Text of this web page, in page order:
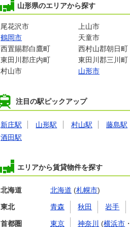
山形県のエリアから探す
尾花沢市 上山市
鶴岡市
天童市
西置賜郡白鷹町
西村山郡朝日町
東田川郡庄内町
東田川郡三川町
村山市
山形市
注目の駅ピックアップ
新庄駅 山形駅 村山駅 藤島駅
酒田駅
エリアから賃貸物件を探す
北海道 北海道 (札幌市)
東北 青森 秋田 岩手
首都圏 東京 神奈川 (横浜市 ・